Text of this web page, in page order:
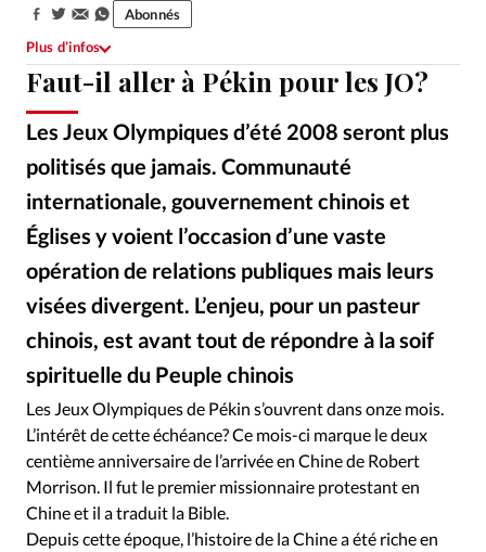
Opinions
Tous les articles
Faire un don
Emploi
Se connecter
Édition: Internationale
Devise:CHF
RUBRIQUES
Actualité internationale
Chronique
Dossier
Eglises Foi Génération réveil
Opinions
Publireportage
Relations Aujourd'hui
Société
Tour du monde des Eglises
Trait d'Ixène
Vécu
Vie Intérieure
Faut-il aller à Pékin pour les JO?
Les Jeux Olympiques d’été 2008 seront plus
politisés que jamais. Communauté
internationale, gouvernement chinois et
Églises y voient l’occasion d’une vaste
opération de relations publiques mais leurs
visées divergent. L’enjeu, pour un pasteur
chinois, est avant tout de répondre à la soif
spirituelle du Peuple chinois
Partager:
Abonnés
Plus d’infos
Les Jeux Olympiques de Pékin s’ouvrent dans onze mois.
L’intérêt de cette échéance? Ce mois-ci marque le deux
centième anniversaire de l’arrivée en Chine de Robert
Morrison. Il fut le premier missionnaire protestant en
Chine et il a traduit la Bible.
Depuis cette époque, l’histoire de la Chine a été riche en